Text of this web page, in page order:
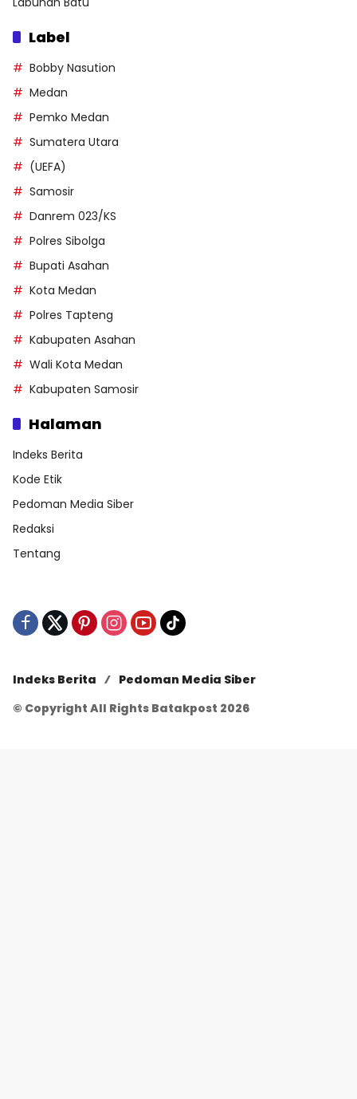
Label
Bobby Nasution
Medan
Pemko Medan
Sumatera Utara
(UEFA)
Samosir
Danrem 023/KS
Polres Sibolga
Bupati Asahan
Kota Medan
Polres Tapteng
Kabupaten Asahan
Wali Kota Medan
Kabupaten Samosir
Halaman
Indeks Berita
Kode Etik
Pedoman Media Siber
Redaksi
Tentang
Indeks Berita
Pedoman Media Siber
© Copyright All Rights Batakpost 2026